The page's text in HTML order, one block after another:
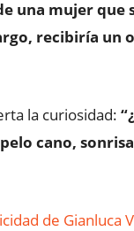
una mujer que
recibiría un
la curiosidad:
cano,
de Gianluca